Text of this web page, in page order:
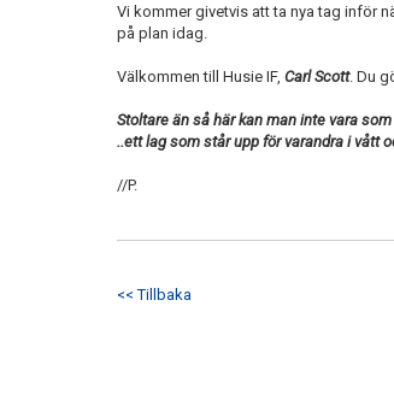
Vi kommer givetvis att ta nya tag inför
på plan idag.
Välkommen till Husie IF, Carl Scott. Du
Stoltare än så här kan man inte vara som
..ett lag som står upp för varandra i vått
//P.
<< Tillbaka